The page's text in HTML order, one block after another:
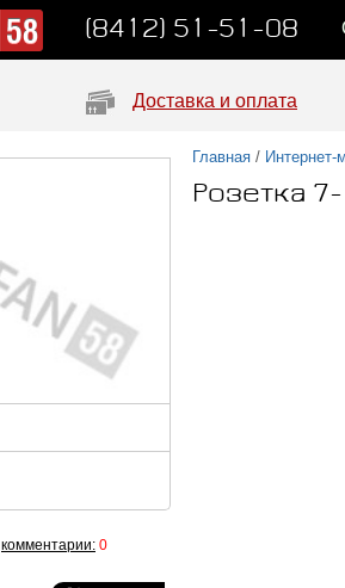
(8412) 51-51-08
Доставка и оплата
Главная / Интернет-
Розетка
комментарии: 0